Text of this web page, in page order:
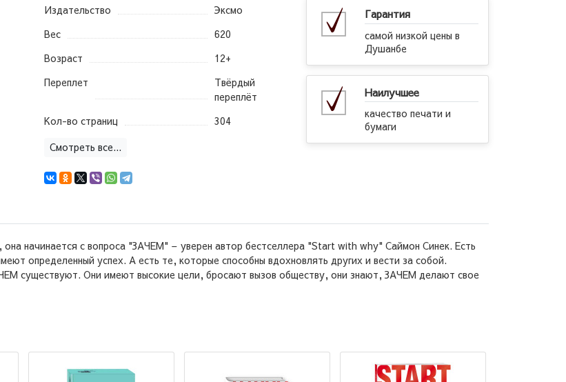
Гарантия
самой низкой цены в
Душанбе
Наилучшее
качество печати и
бумаги
Издательство
Эксмо
Вес
620
Возраст
12+
Переплет
Твёрдый
переплёт
Кол-во страниц
304
Смотреть все...
она начинается с вопроса "ЗАЧЕМ" – уверен автор бестселлера "Start with why" Саймон Синек. Есть
определенный успех. А есть те, которые способны вдохновлять других и вести за собой.
существуют. Они имеют высокие цели, бросают вызов обществу, они знают, ЗАЧЕМ делают свое